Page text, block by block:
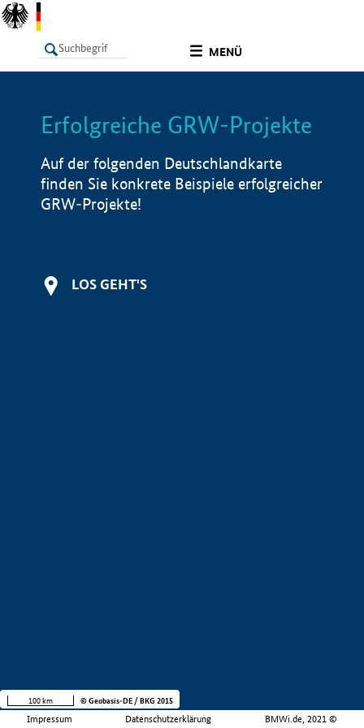
MENÜ
LISTE Info
Erfolgreiche GRW-Projekte
Auf der folgenden Deutschlandkarte
finden Sie konkrete Beispiele erfolgreicher
GRW-Projekte!
LOS GEHT'S
Impressum Datenschutzerklärung BMWi.de, 2021 ©
100 km © Geobasis-DE / BKG 2015